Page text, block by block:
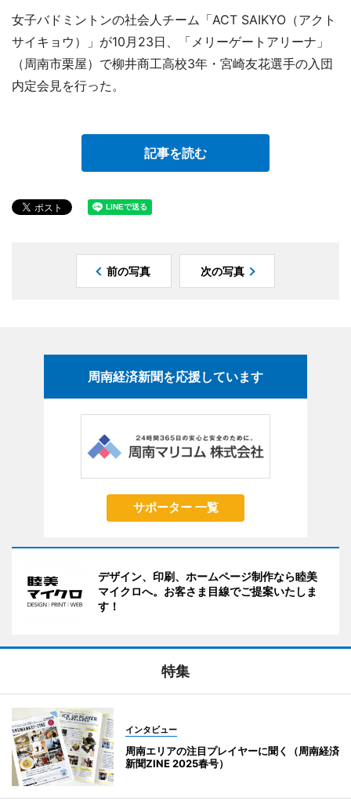
女子バドミントンの社会人チーム「ACT SAIKYO（アクト
サイキョウ）」が10月23日、「メリーゲートアリーナ」
（周南市栗屋）で柳井商工高校3年・宮崎友花選手の入団
内定会見を行った。
記事を読む
前の写真 次の写真
周南経済新聞を応援しています
サポーター 一覧
デザイン、印刷、ホームページ制作なら睦美
マイクロへ。お客さま目線でご提案いたしま
す！
特集
インタビュー
周南エリアの注目プレイヤーに聞く（周南経済
新聞ZINE 2025春号）